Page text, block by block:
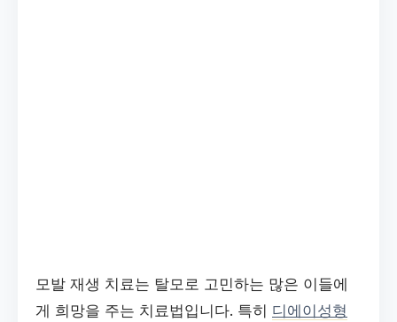
모발 재생 치료는 탈모로 고민하는 많은 이들에
게 희망을 주는 치료법입니다. 특히 디에이성형